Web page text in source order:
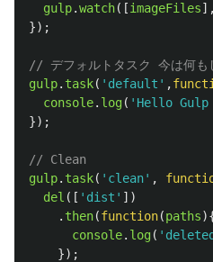
gulp.watch([imageFiles
});
// デフォルトタスク 今は何も
gulp. task( ' default ' ,
console. log( ' Hello Gulp
});
// Clean
gulp. task( ' clean' ,
del ([ ' dist ' ])
. then(function(paths
console. log( '
});